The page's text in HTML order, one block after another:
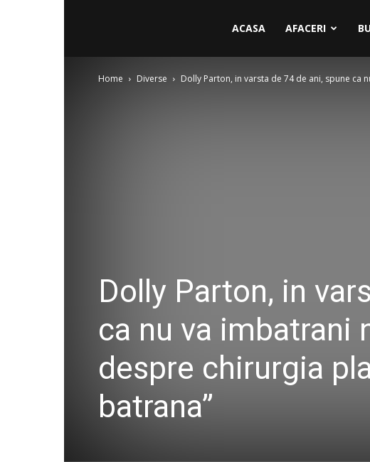
ACASA AFACERI
Home Diverse Dolly Parton, in varsta de 74 de ani, spune ca
Dolly Parton, in
ca nu va imbatrani
despre chirurgia
batrana”